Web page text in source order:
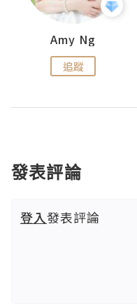
Amy Ng
追蹤
發表評論
登入發表評論